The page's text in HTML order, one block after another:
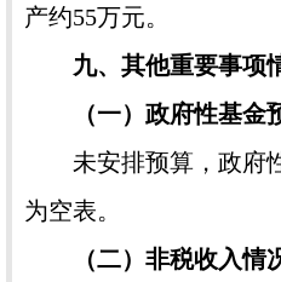
产约55万元。
九、其他重要事项
（一）政府性基金
未安排预算，政府
为空表。
（二）非税收入情